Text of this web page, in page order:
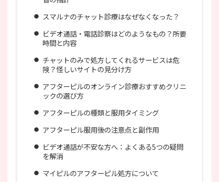
スマルナのチャット診療はなぜなくなった？
ビデオ通話・電話診察はどのようなもの？所要
時間と内容
チャットのみで処方してくれるサービスは危
険？怪しいサイトの見分け方
アフターピルのオンライン診療おすすめクリニ
ックの選び方
アフターピルの種類と服用タイミング
アフターピル服用後の注意点と副作用
ビデオ通話が不安な方へ：よくある5つの疑問
を解消
マイピルのアフターピル処方について